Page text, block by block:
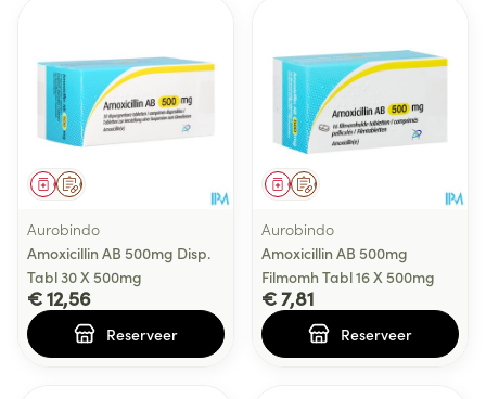
Op voorschrift
Geneesmiddel
Aurobindo
Amoxicillin AB 500mg Disp.
Tabl 30 X 500mg
€ 12,56
Reserveer
Op voorschrift
Geneesmiddel
Aurobindo
Amoxicillin AB 500mg
Filmomh Tabl 16 X 500mg
€ 7,81
Reserveer